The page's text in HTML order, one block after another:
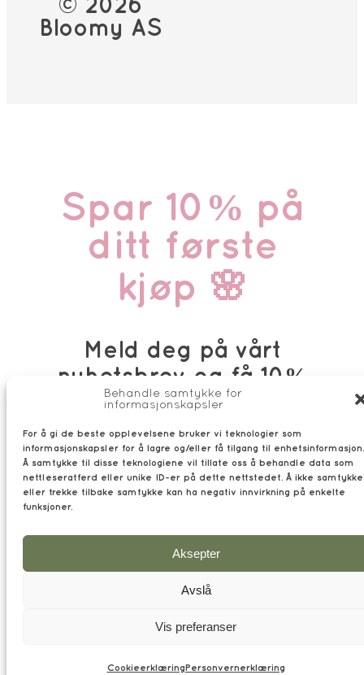
Behandle samtykke for
informasjonskapsler
For å gi de beste opplevelsene bruker vi teknologier som
informasjonskapsler for å lagre og/eller få tilgang til enhetsinformasjon.
Å samtykke til disse teknologiene vil tillate oss å behandle data som
nettleseratferd eller unike ID-er på dette nettstedet. Å ikke samtykke
eller trekke tilbake samtykke kan ha negativ innvirkning på enkelte
funksjoner.
Aksepter
Avslå
Vis preferanser
Cookieerklæring Personvernerklæring
© 2026
Bloomy AS
Spar 10% på
ditt første
kjøp 🌸
Meld deg på vårt
nyhetsbrev og få 10%
på ditt neste kjøp. Kun
post.
Meld meg på
nyhetsbrev
Lukk